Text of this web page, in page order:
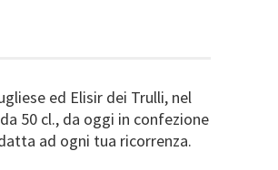
ed Elisir dei Trulli, nel
50 cl., da oggi in confezione
ad ogni tua ricorrenza.